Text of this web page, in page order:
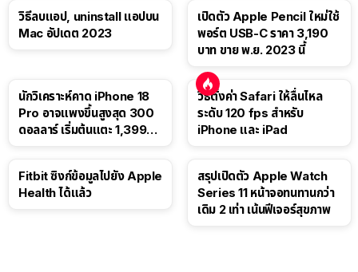
วิธีลบแอป, uninstall แอปบน
Mac อัปเดต 2023
เปิดตัว Apple Pencil ใหม่ใช้
พอร์ต USB-C ราคา 3,190
บาท ขาย พ.ย. 2023 นี้
นักวิเคราะห์คาด iPhone 18
Pro อาจแพงขึ้นสูงสุด 300
ดอลลาร์ เริ่มต้นแตะ 1,399
วิธีตั้งค่า Safari ให้ลื่นไหล
ระดับ 120 fps สำหรับ
iPhone และ iPad
Fitbit ซิงก์ข้อมูลไปยัง Apple
Health ได้แล้ว
สรุปเปิดตัว Apple Watch
Series 11 หน้าจอทนทานกว่า
เดิม 2 เท่า เน้นฟีเจอร์สุขภาพ